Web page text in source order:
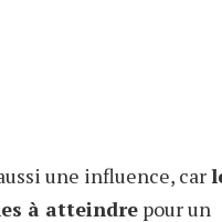
une influence, car
à atteindre pour un